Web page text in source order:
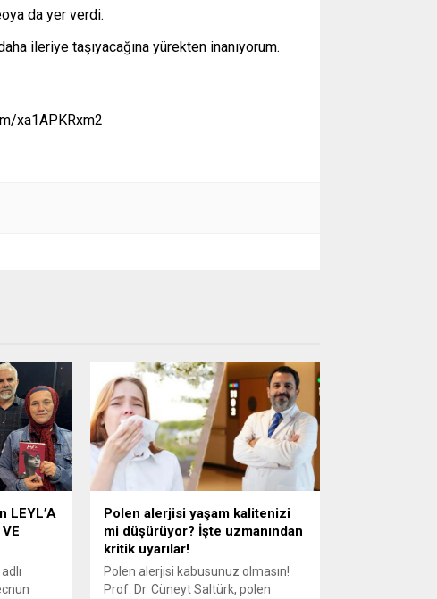
da yer verdi.
ileriye taşıyacağına yürekten inanıyorum.
xa1APKRxm2
LEYL’A
Polen alerjisi yaşam kalitenizi
mi düşürüyor? İşte uzmanından
kritik uyarılar!
Polen alerjisi kabusunuz olmasın!
Prof. Dr. Cüneyt Saltürk, polen